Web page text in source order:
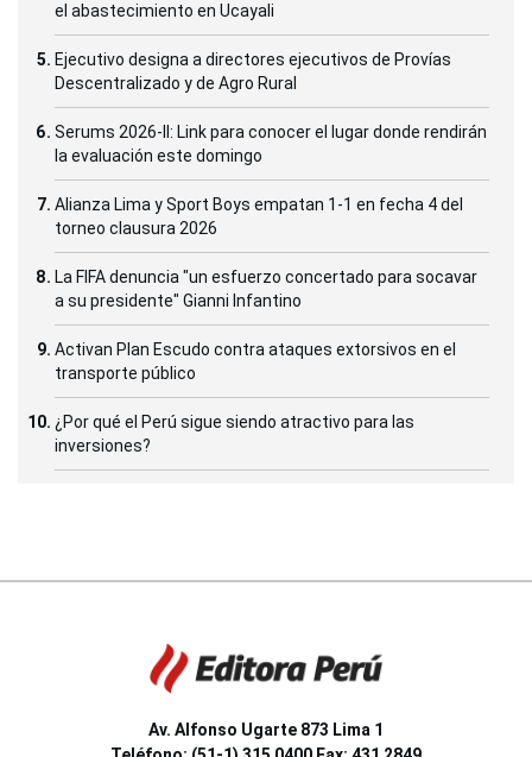
el abastecimiento en Ucayali
Ejecutivo designa a directores ejecutivos de Provías
Descentralizado y de Agro Rural
Serums 2026-II: Link para conocer el lugar donde rendirán
la evaluación este domingo
Alianza Lima y Sport Boys empatan 1-1 en fecha 4 del
torneo clausura 2026
La FIFA denuncia "un esfuerzo concertado para socavar
a su presidente" Gianni Infantino
Activan Plan Escudo contra ataques extorsivos en el
transporte público
¿Por qué el Perú sigue siendo atractivo para las
inversiones?
Av. Alfonso Ugarte 873 Lima 1